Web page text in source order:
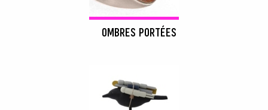
OMBRES PORTÉES